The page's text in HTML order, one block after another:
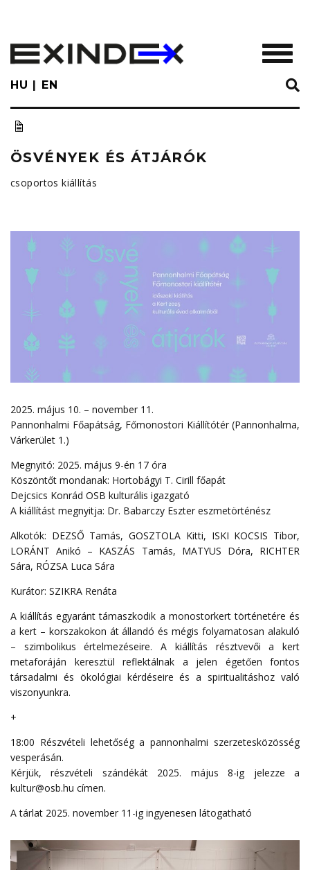
main
content
HU EN
ÖSVÉNYEK ÉS ÁTJÁRÓK
csoportos kiállítás
2025. május 10. – november 11.
Pannonhalmi Főapátság, Főmonostori Kiállítótér (Pannonhalma,
Várkerület 1.)
Megnyitó: 2025. május 9-én 17 óra
Köszöntőt mondanak: Hortobágyi T. Cirill főapát
Dejcsics Konrád OSB kulturális igazgató
A kiállítást megnyitja: Dr. Babarczy Eszter eszmetörténész
Alkotók: DEZSŐ Tamás, GOSZTOLA Kitti, ISKI KOCSIS Tibor,
LORÁNT Anikó – KASZÁS Tamás, MATYUS Dóra, RICHTER
Sára, RÓZSA Luca Sára
Kurátor: SZIKRA Renáta
A kiállítás egyaránt támaszkodik a monostorkert történetére és
a kert – korszakokon át állandó és mégis folyamatosan alakuló
– szimbolikus értelmezéseire. A kiállítás résztvevői a kert
metaforáján keresztül reflektálnak a jelen égetően fontos
társadalmi és ökológiai kérdéseire és a spiritualitáshoz való
viszonyunkra.
+
18:00 Részvételi lehetőség a pannonhalmi szerzetesközösség
vesperásán.
Kérjük, részvételi szándékát 2025. május 8-ig jelezze a
kultur@osb.hu címen.
A tárlat 2025. november 11-ig ingyenesen látogatható